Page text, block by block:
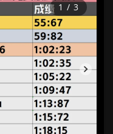
1 / 3